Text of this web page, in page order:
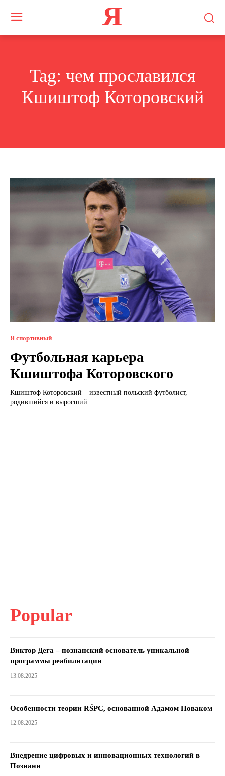
Я
Tag: чем прославился
Кшиштоф Которовский
Я спортивный
Футбольная карьера
Кшиштофа Которовского
Кшиштоф Которовский – известный польский футболист,
родившийся и выросший...
Popular
Виктор Дега – познанский основатель уникальной
программы реабилитации
13.08.2025
Особенности теории RŚPC, основанной Адамом Новаком
12.08.2025
Внедрение цифровых и инновационных технологий в
Познани